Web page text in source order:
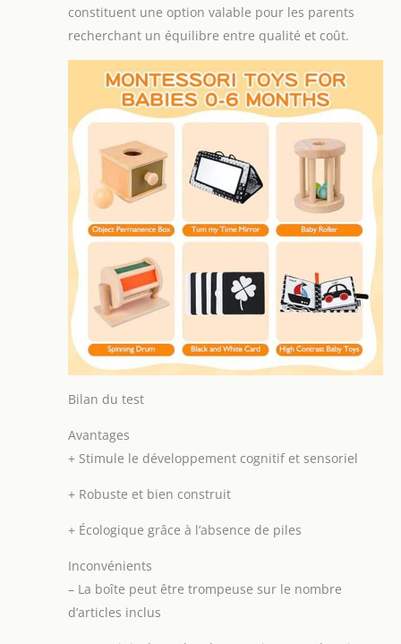
constituent une option valable pour les parents
recherchant un équilibre entre qualité et coût.
Bilan du test
Avantages
+ Stimule le développement cognitif et sensoriel
+ Robuste et bien construit
+ Écologique grâce à l’absence de piles
Inconvénients
– La boîte peut être trompeuse sur le nombre
d’articles inclus